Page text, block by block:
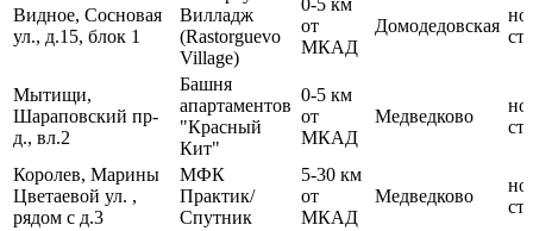
Видное, Сосновая
ул., д.15, блок 1
Вилладж
(Rastorguevo
Village)
от
МКАД
Домодедовская
Мытищи,
Шараповский пр-
д., вл.2
Башня
апартаментов
"Красный
Кит"
0-5 км
от
МКАД
Медведково
Королев, Марины
Цветаевой ул. ,
рядом с д.3
МФК
Практик/
Спутник
5-30 км
от
МКАД
Медведково